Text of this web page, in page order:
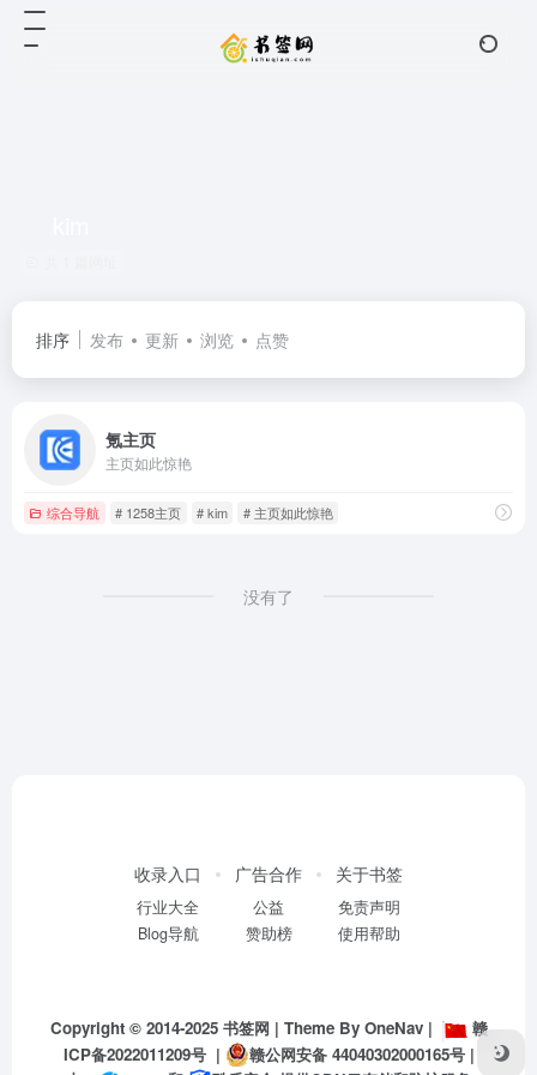
排序 发布 更新 浏览 点赞
氪主页
主页如此惊艳
综合导航 # 1258主页 # kim # 主页如此惊艳
没有了
收录入口
行业大全
Blog导航
广告合作
公益
赞助榜
关于书签
免责声明
使用帮助
Copyright © 2014-2025 书签网 | Theme By OneNav|
赣
ICP备2022011209号| 赣公网安备 44040302000165号|